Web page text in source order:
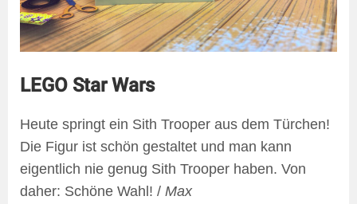
LEGO Star Wars
Heute springt ein Sith Trooper aus dem Türchen!
Die Figur ist schön gestaltet und man kann
eigentlich nie genug Sith Trooper haben. Von
daher: Schöne Wahl! / Max